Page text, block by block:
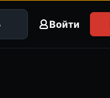
Войти